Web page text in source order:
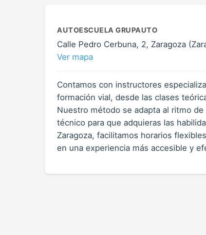
AUTOESCUELA GRUPAUTO
Calle Pedro Cerbuna, 2, Zaragoza
Ver mapa
Contamos con instructores
formación vial, desde las clases
Nuestro método se adapta al ritmo
técnico para que adquieras las
Zaragoza, facilitamos horarios
en una experiencia más accesible y